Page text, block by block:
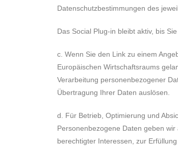
Datenschutzbestimmungen des
Das Social Plug-in bleibt aktiv, bis
c. Wenn Sie den Link zu einem
Europäischen Wirtschaftsraums
Verarbeitung personenbezogener
Übertragung Ihrer Daten auslösen.
d. Für Betrieb, Optimierung und
Personenbezogene Daten geben
berechtigter Interessen, zur